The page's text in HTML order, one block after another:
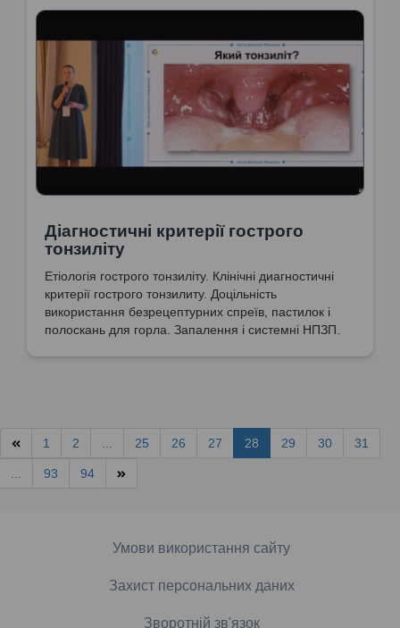
Діагностичні критерії гострого
тонзиліту
Етіологія гострого тонзиліту. Клінічні диагностичні
критерії гострого тонзилиту. Доцільність
використання безрецептурних спреїв, пастилок і
полоскань для горла. Запалення і системні НПЗП.
1 2 25 26 27 28 29 30 31
93 94
Умови використання сайту
Захист персональних даних
Зворотній зв'язок